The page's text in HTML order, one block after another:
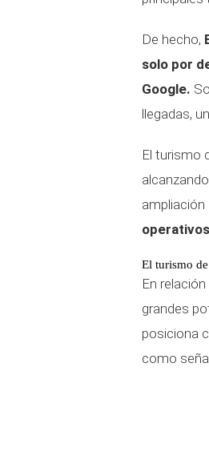
De hecho,
solo por
Google.
llegadas,
El turismo
ampliación
El turismo
En
grandes
posiciona
como